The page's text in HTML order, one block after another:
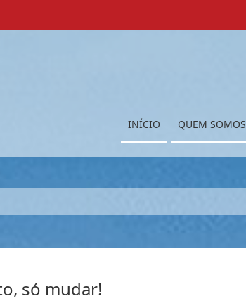
INÍCIO QUEM SOMOS
só mudar!